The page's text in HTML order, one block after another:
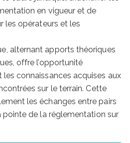
en vigueur et de
les opérateurs et les
alternant apports théoriques
offre l’opportunité
les connaissances acquises aux
sur le terrain. Cette
les échanges entre pairs
de la réglementation sur